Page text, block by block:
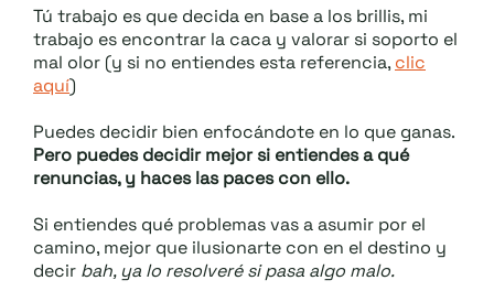
Tú trabajo es que decida en base a los brillis, mi
trabajo es encontrar la caca y valorar si soporto el
mal olor (y si no entiendes esta referencia, clic
aquí)
Puedes decidir bien enfocándote en lo que ganas.
Pero puedes decidir mejor si entiendes a qué
renuncias, y haces las paces con ello.
Si entiendes qué problemas vas a asumir por el
camino, mejor que ilusionarte con en el destino y
decir bah, ya lo resolveré si pasa algo malo.